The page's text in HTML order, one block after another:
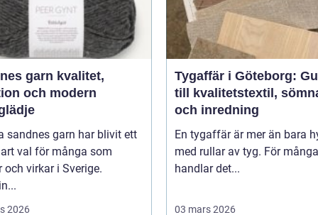
garn kvalitet,
och modern
sandnes garn har blivit ett
val för många som
och virkar i Sverige.
2026
Tygaffär i Göteborg:
till kvalitetstextil,
och inredning
En tygaffär är mer än bara
med rullar av tyg. För många
handlar det...
03 mars 2026